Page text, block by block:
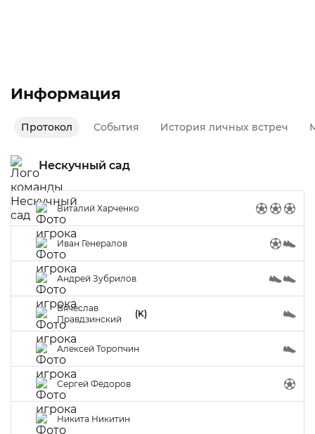
Информация
Протокол События История личных встреч
Нескучный сад
Виталий Харченко
Иван Генералов
Андрей Зубрилов
Вячеслав
Правдзинский
(K)
Алексей Торопчин
Сергей Фёдоров
Никита Никитин